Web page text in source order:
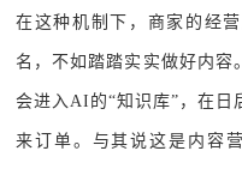
在这种机制下，商家的经
名，不如踏踏实实做好内容
会进入AI的“知识库”，在日
来订单。与其说这是内容